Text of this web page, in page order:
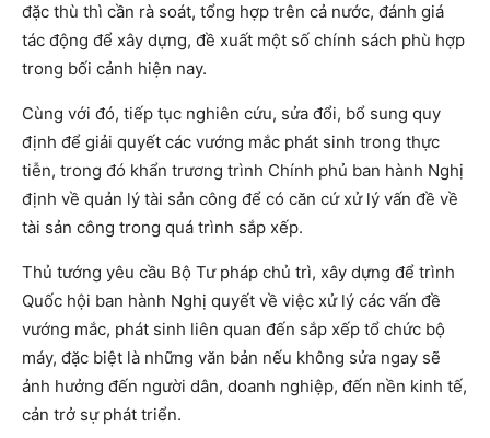
đặc thù thì cần rà soát, tổng hợp trên cả nước, đánh giá
tác động để xây dựng, đề xuất một số chính sách phù hợp
trong bối cảnh hiện nay.
Cùng với đó, tiếp tục nghiên cứu, sửa đổi, bổ sung quy
định để giải quyết các vướng mắc phát sinh trong thực
tiễn, trong đó khẩn trương trình Chính phủ ban hành Nghị
định về quản lý tài sản công để có căn cứ xử lý vấn đề về
tài sản công trong quá trình sắp xếp.
Thủ tướng yêu cầu Bộ Tư pháp chủ trì, xây dựng để trình
Quốc hội ban hành Nghị quyết về việc xử lý các vấn đề
vướng mắc, phát sinh liên quan đến sắp xếp tổ chức bộ
máy, đặc biệt là những văn bản nếu không sửa ngay sẽ
ảnh hưởng đến người dân, doanh nghiệp, đến nền kinh tế,
cản trở sự phát triển.